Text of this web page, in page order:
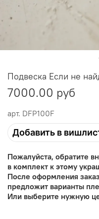
арт. DFP100F
Подвеска Если не
7000.00 руб
Добавить в
Пожалуйста, обратите
в комплект к этому
После оформления
предложит варианты
Или выберите нужную